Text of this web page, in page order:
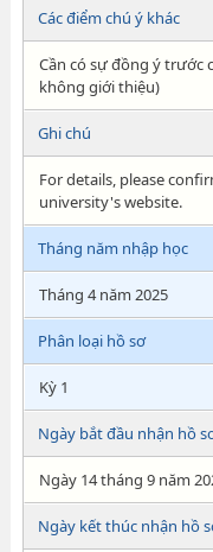
Các điểm chú ý khác
Cần có sự đồng ý trước
không giới thiệu)
Ghi chú
For details, please
university's website.
Tháng năm nhập học
Tháng 4 năm 2025
Phân loại hồ sơ
Kỳ 1
Ngày bắt đầu nhận hồ
Ngày 14 tháng 9 năm
Ngày kết thúc nhận hồ